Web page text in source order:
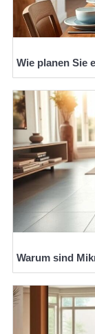
Wie planen Sie
Warum sind